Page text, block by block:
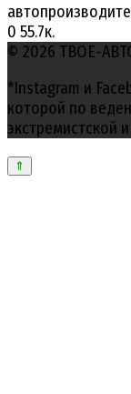
0 55.7к.
© 2026 ТВОЕ-
*Instagram и
которой по
экстремистской